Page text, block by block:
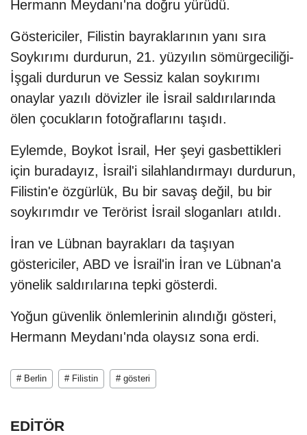
Hermann Meydanı'na doğru yürüdü.
Göstericiler, Filistin bayraklarının yanı sıra
Soykırımı durdurun, 21. yüzyılın sömürgeciliği-
İşgali durdurun ve Sessiz kalan soykırımı
onaylar yazılı dövizler ile İsrail saldırılarında
ölen çocukların fotoğraflarını taşıdı.
Eylemde, Boykot İsrail, Her şeyi gasbettikleri
için buradayız, İsrail'i silahlandırmayı durdurun,
Filistin'e özgürlük, Bu bir savaş değil, bu bir
soykırımdır ve Terörist İsrail sloganları atıldı.
İran ve Lübnan bayrakları da taşıyan
göstericiler, ABD ve İsrail'in İran ve Lübnan'a
yönelik saldırılarına tepki gösterdi.
Yoğun güvenlik önlemlerinin alındığı gösteri,
Hermann Meydanı'nda olaysız sona erdi.
# Berlin # Filistin # gösteri
EDİTÖR